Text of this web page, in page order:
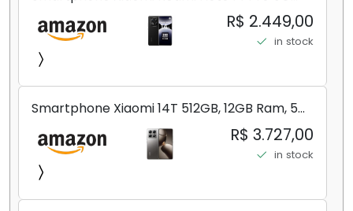
Midnight Black (Preto) 12GB RAM 512GB ROM
NFC [ 24090RA29G ]
R$ 2.449,00
in stock
Smartphone Xiaomi 14T 512GB, 12GB Ram, 5G,
Leica, Cinza - no Brasil
R$ 3.727,00
in stock